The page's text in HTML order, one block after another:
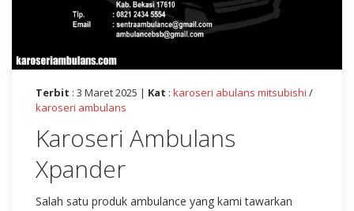
Terbit : 3 Maret 2025 | Kat : karoseri abulans mitsubishi /
karoseri ambulans
Karoseri Ambulans
Xpander
Salah satu produk ambulance yang kami tawarkan